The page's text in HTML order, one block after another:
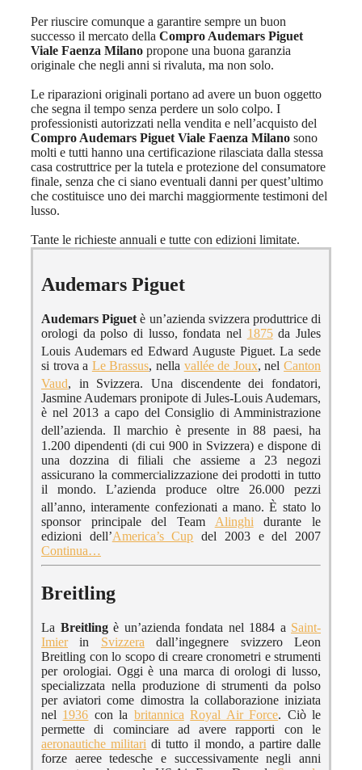
Per riuscire comunque a garantire sempre un buon
successo il mercato della Compro Audemars Piguet
Viale Faenza Milano propone una buona garanzia
originale che negli anni si rivaluta, ma non solo.
Le riparazioni originali portano ad avere un buon oggetto
che segna il tempo senza perdere un solo colpo. I
professionisti autorizzati nella vendita e nell’acquisto del
Compro Audemars Piguet Viale Faenza Milano sono
molti e tutti hanno una certificazione rilasciata dalla stessa
casa costruttrice per la tutela e protezione del consumatore
finale, senza che ci siano eventuali danni per quest’ultimo
che costituisce uno dei marchi maggiormente testimoni del
lusso.
Tante le richieste annuali e tutte con edizioni limitate.
Audemars Piguet
Audemars Piguet è un’azienda svizzera produttrice di
orologi da polso di lusso, fondata nel 1875da Jules
Louis Audemars ed Edward Auguste Piguet.La sede
si trova a Le Brassus, nella vallée de Joux, nelCanton
Vaud, in Svizzera. Una discendente dei fondatori,
Jasmine Audemars pronipote di Jules-Louis Audemars,
è nel 2013 a capo del Consiglio di Amministrazione
dell’azienda. Il marchio è presente in 88 paesi, ha
1.200 dipendenti (di cui 900 in Svizzera) e dispone di
una dozzina di filiali che assieme a 23 negozi
assicurano la commercializzazione dei prodotti in tutto
il mondo. L’azienda produce oltre 26.000 pezzi
all’anno, interamente confezionati a mano.È stato lo
sponsor principale del Team Alinghi durante le
edizioni dell’America’s Cup del 2003 e del 2007
Continua…
Breitling
La Breitlingè un’azienda fondata nel 1884 a Saint-
Imierin Svizzera dall’ingegnere svizzero Leon
Breitling con lo scopo di creare cronometri e strumenti
per orologiai. Oggi è una marca di orologi di lusso,
specializzata nella produzione di strumenti da polso
per aviatori come dimostra la collaborazione iniziata
nel 1936 con la britannica Royal Air Force. Ciò le
permette di cominciare ad avere rapporti con le
aeronautiche militari di tutto il mondo, a partire dalle
forze aeree tedesche e successivamente negli anni